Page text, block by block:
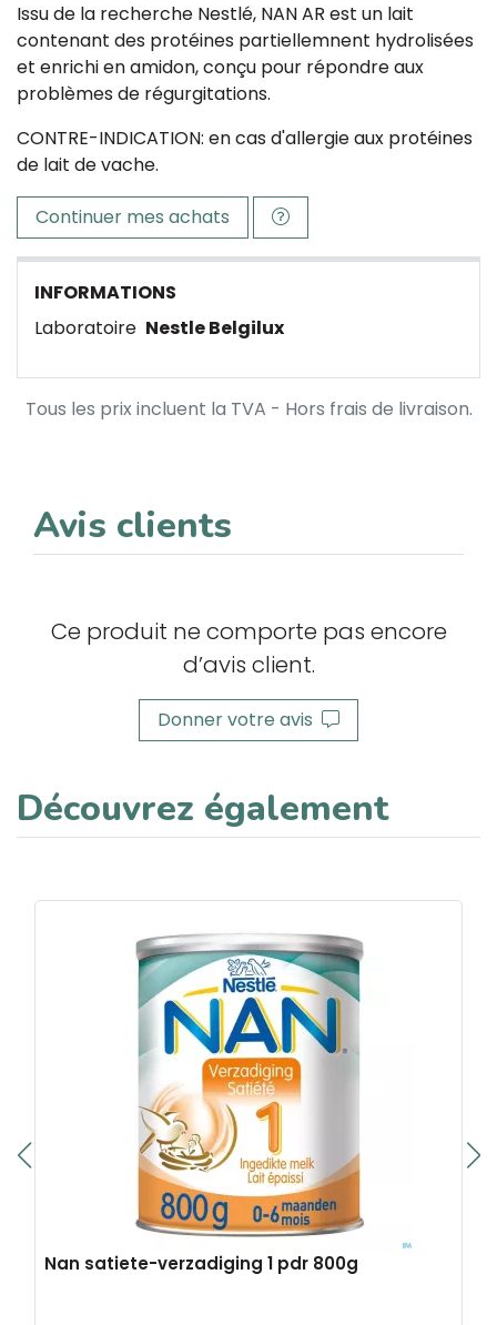
Issu de la recherche Nestlé, NAN AR est un lait
contenant des protéines partiellemnent hydrolisées
et enrichi en amidon, conçu pour répondre aux
problèmes de régurgitations.
CONTRE-INDICATION: en cas d'allergie aux protéines
de lait de vache.
Continuer mes achats
INFORMATIONS
Laboratoire Nestle Belgilux
Tous les prix incluent la TVA - Hors frais de livraison.
Avis clients
Ce produit ne comporte pas encore
d’avis client.
Donner votre avis
Découvrez également
Nan satiete-verzadiging 1 pdr 800g